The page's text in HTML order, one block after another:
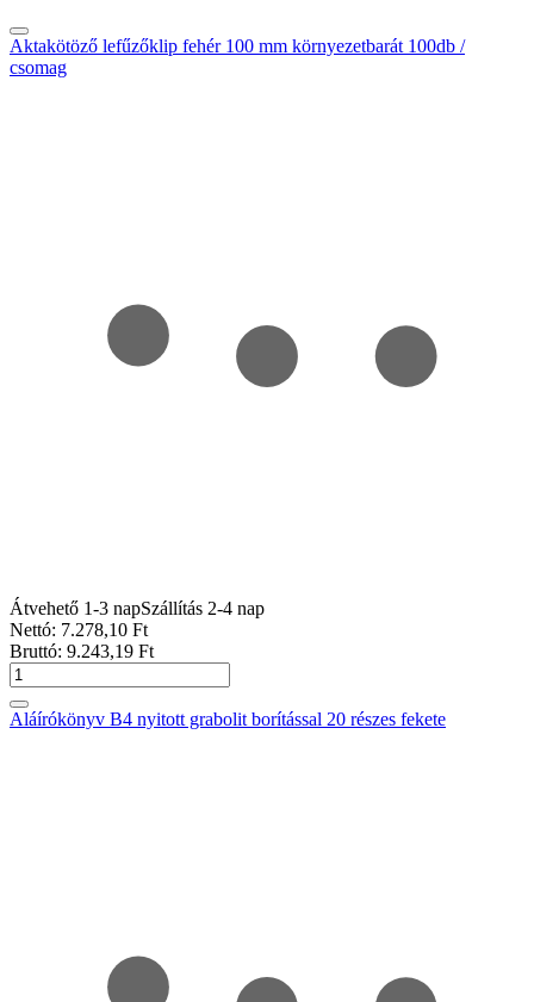
Aktakötöző lefűzőklip fehér 100 mm környezetbarát 100db /
csomag
Átvehető 1-3 napSzállítás 2-4 nap
Nettó: 7.278,10 Ft
Bruttó: 9.243,19 Ft
Aláírókönyv B4 nyitott grabolit borítással 20 részes fekete